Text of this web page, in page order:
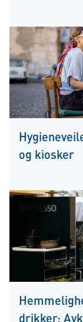
og kiosker
drikker: